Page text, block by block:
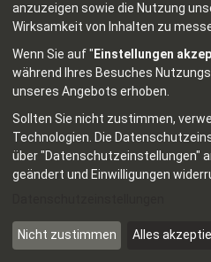
am besten zu dir
bei uns.
Zertifikate
Bundesweit
unterstützt dich
anzuzeigen sowie die Nutzung
Wirksamkeit von Inhalten zu
Wenn Sie auf " Einstellungen
während Ihres Besuches
unseres Angebots erhoben.
Sollten Sie nicht zustimmen,
Technologien. Die
über "Datenschutzeinstellungen"
geändert und Einwilligungen
Nicht zustimmen Alles